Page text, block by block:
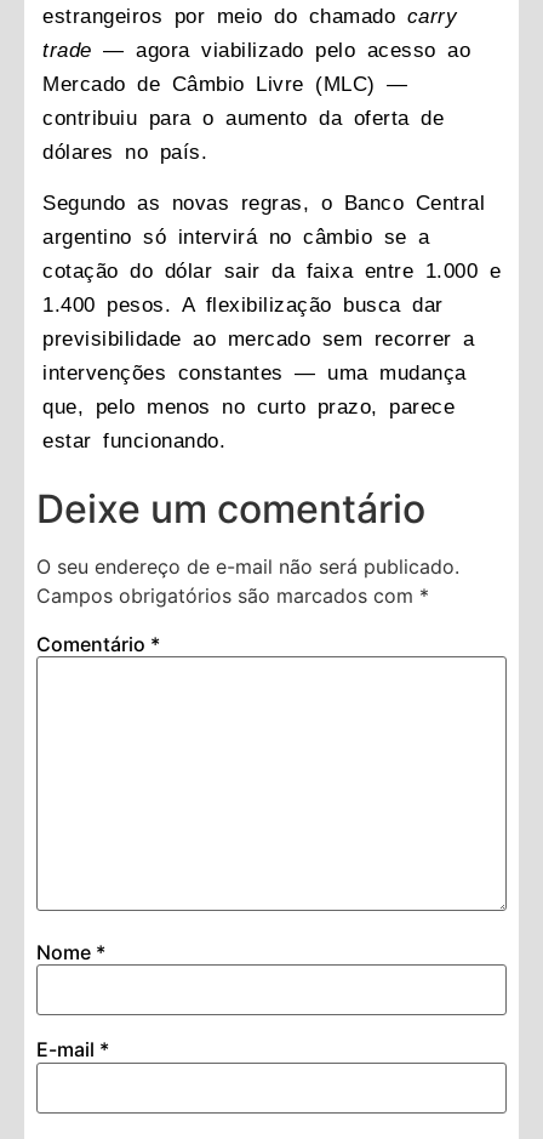
estrangeiros por meio do chamado carry
trade — agora viabilizado pelo acesso ao
Mercado de Câmbio Livre (MLC) —
contribuiu para o aumento da oferta de
dólares no país.
Segundo as novas regras, o Banco Central
argentino só intervirá no câmbio se a
cotação do dólar sair da faixa entre 1.000 e
1.400 pesos. A flexibilização busca dar
previsibilidade ao mercado sem recorrer a
intervenções constantes — uma mudança
que, pelo menos no curto prazo, parece
estar funcionando.
Deixe um comentário
O seu endereço de e-mail não será publicado.
Campos obrigatórios são marcados com *
Comentário *
Nome *
E-mail *